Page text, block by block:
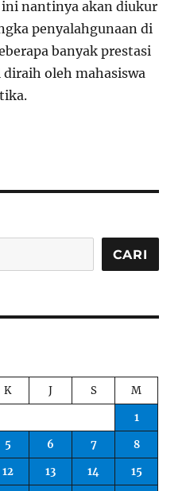
nantinya akan diukur
penyalahgunaan di
banyak prestasi
oleh mahasiswa
CARI
K J S
M
1
5 6 7
8
12 13 14
15